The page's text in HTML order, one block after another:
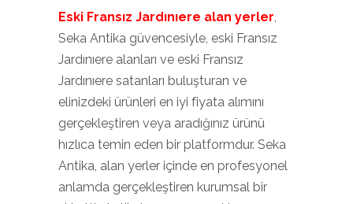
Eski Fransız Jardınıere alan yerler,
Seka Antika güvencesiyle, eski Fransız
Jardınıere alanları ve eski Fransız
Jardınıere satanları buluşturan ve
elinizdeki ürünleri en iyi fiyata alımını
gerçekleştiren veya aradığınız ürünü
hızlıca temin eden bir platformdur. Seka
Antika, alan yerler içinde en profesyonel
anlamda gerçekleştiren kurumsal bir